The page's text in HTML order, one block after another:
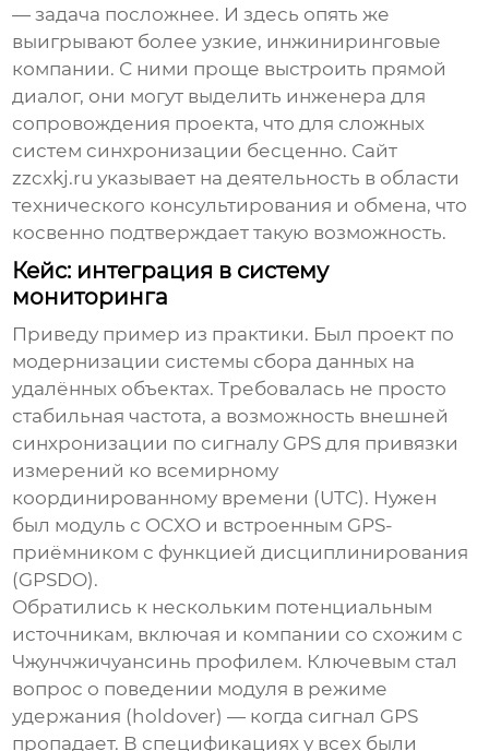
— задача посложнее. И здесь опять же
выигрывают более узкие, инжиниринговые
компании. С ними проще выстроить прямой
диалог, они могут выделить инженера для
сопровождения проекта, что для сложных
систем синхронизации бесценно. Сайт
zzcxkj.ru указывает на деятельность в области
технического консультирования и обмена, что
косвенно подтверждает такую возможность.
Кейс: интеграция в систему
мониторинга
Приведу пример из практики. Был проект по
модернизации системы сбора данных на
удалённых объектах. Требовалась не просто
стабильная частота, а возможность внешней
синхронизации по сигналу GPS для привязки
измерений ко всемирному
координированному времени (UTC). Нужен
был модуль с OCXO и встроенным GPS-
приёмником с функцией дисциплинирования
(GPSDO).
Обратились к нескольким потенциальным
источникам, включая и компании со схожим с
Чжунчжичуансинь профилем. Ключевым стал
вопрос о поведении модуля в режиме
удержания (holdover) — когда сигнал GPS
пропадает. В спецификациях у всех были